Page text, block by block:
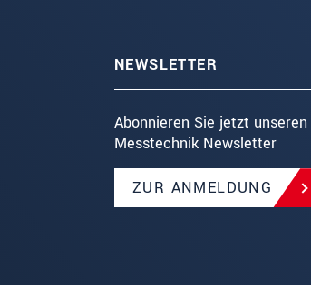
NEWSLETTER
Abonnieren Sie jetzt unseren
Messtechnik Newsletter
ZUR ANMELDUNG